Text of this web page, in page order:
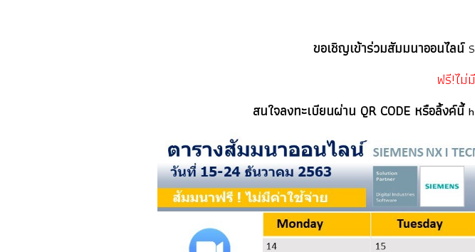
ขอเชิญเข้าร่วมสัมมนาออนไลน์ร
ฟรี!ไม่
สนใจลงทะเบียนผ่าน QR CODE หรือลิ้งค์นี้